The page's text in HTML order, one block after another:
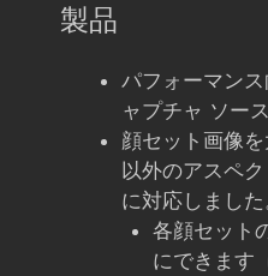
製品
パフォーマン
ャプチャ ソー
顔セット画像
以外のアスペ
に対応しました
各顔セット
にできます